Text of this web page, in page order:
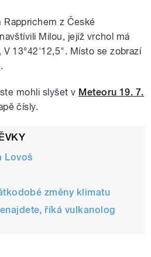
Rapprichem z České
Milou, jejíž vrchol má
13°42'12,5". Místo se zobrazí
.
mohli slyšet v Meteoru 19. 7.
čísly.
Lovoš
změny klimatu
říká vulkanolog